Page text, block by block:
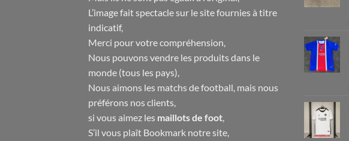
L’image fait spectacle sur le site fournies à titre
indicatif,
Merci pour votre compréhension,
Nous pouvons vendre les produits dans le
monde (tous les pays),
Nous aimons les matchs de football, mais nous
préférons nos clients,
si vous aimez les maillots de foot,
S’il vous plaît Bookmark notre site,